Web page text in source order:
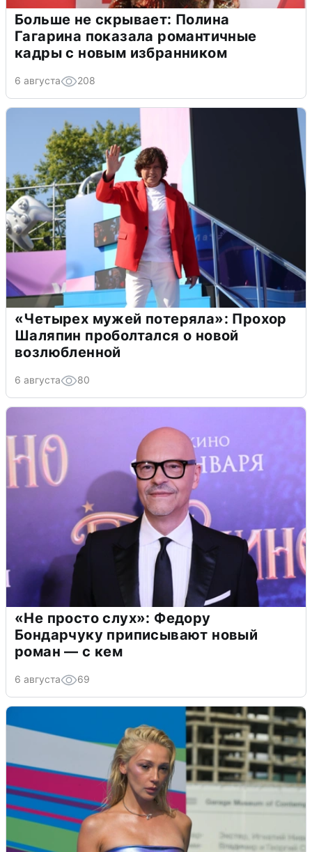
Больше не скрывает: Полина
Гагарина показала романтичные
кадры с новым избранником
6 августа 208
«Четырех мужей потеряла»: Прохор
Шаляпин проболтался о новой
возлюбленной
6 августа 80
«Не просто слух»: Федору
Бондарчуку приписывают новый
роман — с кем
6 августа 69